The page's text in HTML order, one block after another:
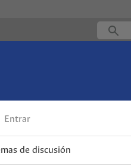
Entrar
de discusión